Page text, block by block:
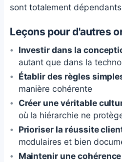
sont totalement
Leçons pour d'autres
Investir dans la
autant que dans la
Établir des règles
manière cohérente
Créer une véritable
où la hiérarchie ne
Prioriser la réussite
modulaires et bien
Maintenir une